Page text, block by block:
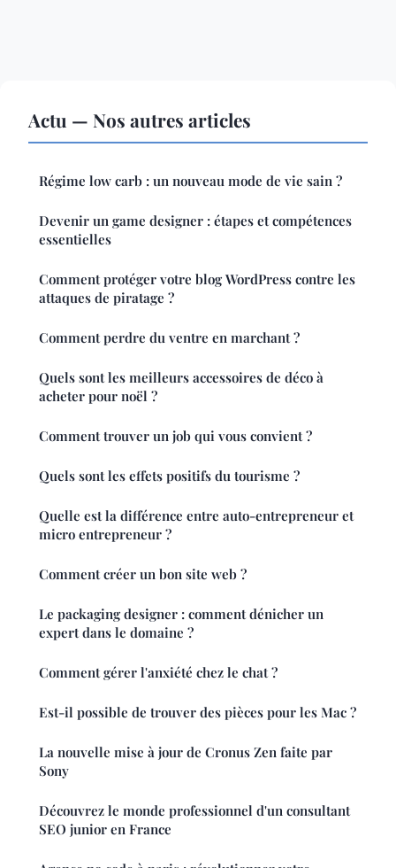
Actu — Nos autres articles
Régime low carb : un nouveau mode de vie sain ?
Devenir un game designer : étapes et compétences
essentielles
Comment protéger votre blog WordPress contre les
attaques de piratage ?
Comment perdre du ventre en marchant ?
Quels sont les meilleurs accessoires de déco à
acheter pour noël ?
Comment trouver un job qui vous convient ?
Quels sont les effets positifs du tourisme ?
Quelle est la différence entre auto-entrepreneur et
micro entrepreneur ?
Comment créer un bon site web ?
Le packaging designer : comment dénicher un
expert dans le domaine ?
Comment gérer l'anxiété chez le chat ?
Est-il possible de trouver des pièces pour les Mac ?
La nouvelle mise à jour de Cronus Zen faite par
Sony
Découvrez le monde professionnel d'un consultant
SEO junior en France